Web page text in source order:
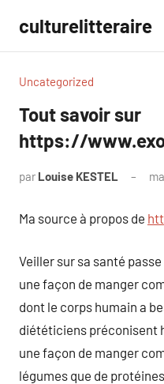
contenu
culturelitteraire
Uncategorized
Tout savoir sur
https://
par Louise KESTEL
Ma source à propos de
Veiller sur sa santé
une façon de manger
dont le corps humain a
diététiciens préconisent
une façon de manger
légumes que de